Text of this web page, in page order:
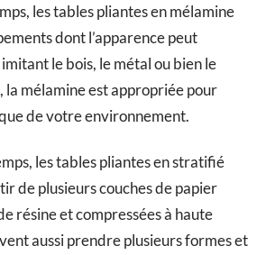
les tables pliantes en mélamine
dont l’apparence peut
le bois, le métal ou bien le
la mélamine est appropriée pour
de votre environnement.
les tables pliantes en stratifié
de plusieurs couches de papier
résine et compressées à haute
aussi prendre plusieurs formes et